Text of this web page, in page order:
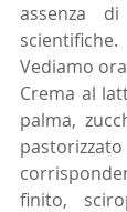
assenza
scientifiche.
Vediamo
Crema al
palma,
finito,